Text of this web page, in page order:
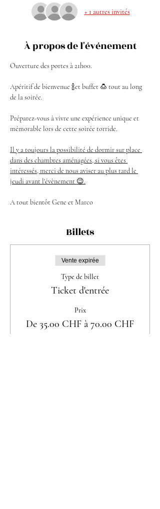
+ 1 autres invités
À propos de l'événement
Ouverture des portes à 21h00.
Apéritif de bienvenue 🍾et buffet 🍮 tout au long
de la soirée.
Préparez-vous à vivre une expérience unique et
mémorable lors de cette soirée torride.
Il y a toujours la possibilité de dormir sur place
dans des chambres aménagées, si vous êtes
intéressés, merci de nous aviser au plus tard le
jeudi avant l'évènement 😉.
A tout bientôt Gene et Marco
Billets
Vente expirée
Type de billet
Ticket d'entrée
Prix
De 35.00 CHF à 70.00 CHF